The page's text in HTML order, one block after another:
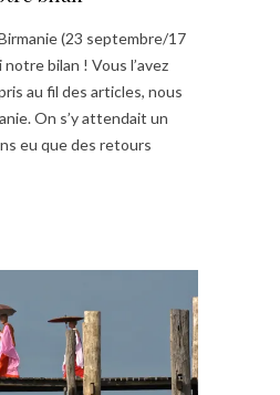
(23 septembre/17
bilan ! Vous l’avez
au fil des articles, nous
On s’y attendait un
eu que des retours